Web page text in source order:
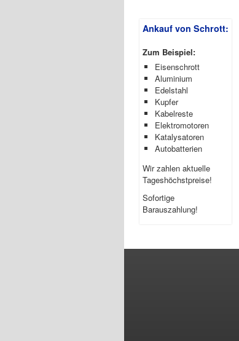
Ankauf von Schrott:
Zum Beispiel:
Eisenschrott
Aluminium
Edelstahl
Kupfer
Kabelreste
Elektromotoren
Katalysatoren
Autobatterien
Wir zahlen aktuelle
Tageshöchstpreise!
Sofortige
Barauszahlung!